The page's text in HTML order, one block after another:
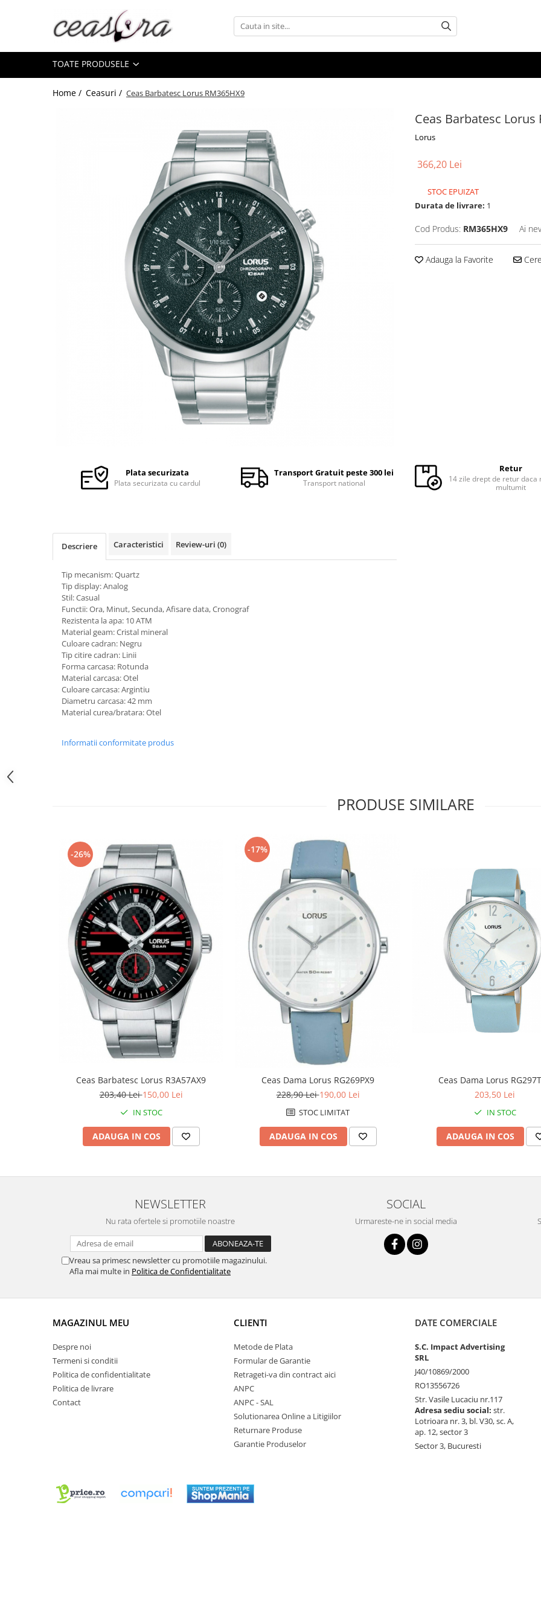
Toate Produsele
AA, AAA, 9V
Accesorii baterii
Curele Casio
Curele cauciuc
Curele Garmin
Curele metalice
Curele militare
Curele Samsung Watch
Curele textile
Handmade / Bijutieri
Ciocane Miniatura
Dispozitive Bratari
Mandrine si Burghie
Modelarea Metalului
Nicovale si Suporti
Turnare, Lipire, Finisare
PROMOTII Curele Apple Watch
PROMOTII Curele Garmin
PROMOTII Scule Bijutier
PROMOTII Scule Ceasornicar
Scule si Accesorii Ceasuri
Curatare si Intretinere
Lupe, Dispozitive Optice
Mecanisme Ceas
Scule Speciale
Suporti de Lucru
Truse / Kituri Ceasornicar
TOATE PRODUSELE
Home / Ceasuri / Ceas Barbatesc Lorus RM365HX9
Ceas Barbatesc Lorus
Lorus
366,20 Lei
STOC EPUIZAT
Durata de livrare: 1
Cod Produs: RM365HX9 Ai
Adauga la Favorite
Plata securizata
Plata securizata cu cardul
Transport Gratuit peste 300 lei
Transport national
Retur
14 zile drept de retur daca
multumit
Descriere Caracteristici Review-uri (0)
Tip mecanism: Quartz
Tip display: Analog
Stil: Casual
Functii: Ora, Minut, Secunda, Afisare data, Cronograf
Rezistenta la apa: 10 ATM
Material geam: Cristal mineral
Culoare cadran: Negru
Tip citire cadran: Linii
Forma carcasa: Rotunda
Material carcasa: Otel
Culoare carcasa: Argintiu
Diametru carcasa: 42 mm
Material curea/bratara: Otel
Informatii conformitate produs
PRODUSE SIMILARE
-26%
Ceas Barbatesc Lorus R3A57AX9
203,40 Lei150,00 Lei
IN STOC
ADAUGA IN COS
-17%
Ceas Dama Lorus RG269PX9
228,90 Lei190,00 Lei
STOC LIMITAT
ADAUGA IN COS
Ceas Dama Lorus
203,50 Lei
IN STOC
ADAUGA IN COS
NEWSLETTER
Nu rata ofertele si promotiile noastre
Vreau sa primesc newsletter cu promotiile magazinului.
Afla mai multe in Politica de Confidentialitate
SOCIAL
Urmareste-ne in social media
MAGAZINUL MEU
Despre noi
Termeni si conditii
Politica de confidentialitate
Politica de livrare
Contact
CLIENTI
Metode de Plata
Formular de Garantie
Retrageti-va din contract aici
ANPC
ANPC - SAL
Solutionarea Online a Litigiilor
Returnare Produse
Garantie Produselor
DATE COMERCIALE
S.C. Impact Advertising
SRL
J40/10869/2000
RO13556726
Str. Vasile Lucaciu nr.117
Adresa sediu social: str.
Lotrioara nr. 3, bl. V30, sc. A,
ap. 12, sector 3
Sector 3, Bucuresti